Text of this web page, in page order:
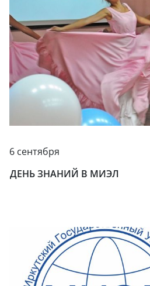
6 сентября
ДЕНЬ ЗНАНИЙ В МИЭЛ